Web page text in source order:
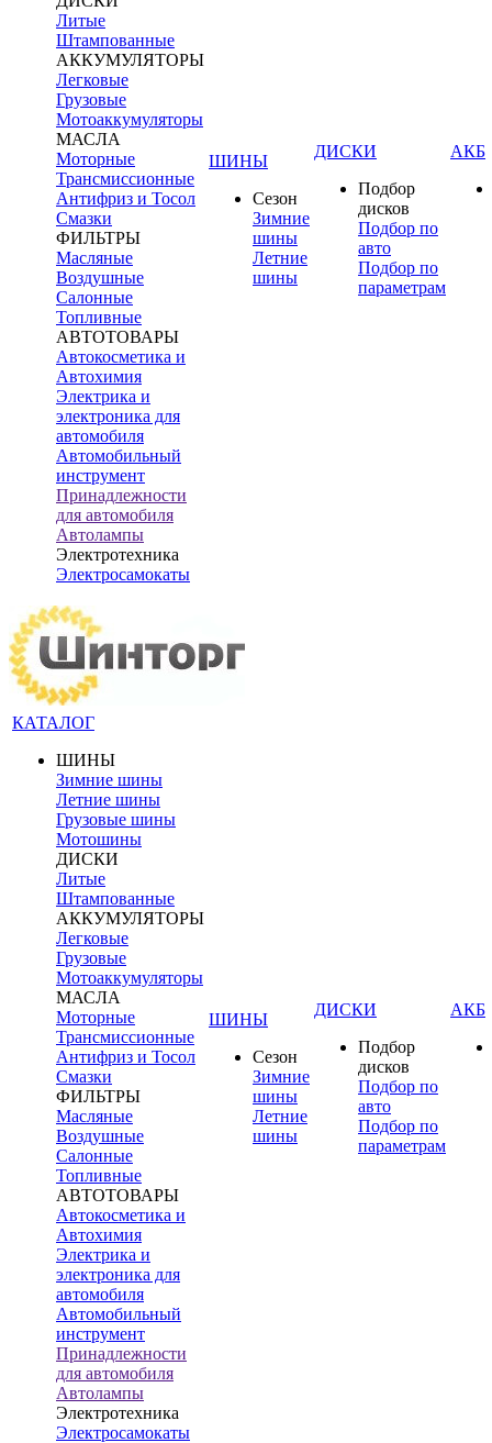
Литые
Штампованные
АККУМУЛЯТОРЫ
Легковые
Грузовые
Мотоаккумуляторы
МАСЛА
Моторные
Трансмиссионные
Антифриз и Тосол
Смазки
ФИЛЬТРЫ
Масляные
Воздушные
Салонные
Топливные
АВТОТОВАРЫ
Автокосметика и
Автохимия
Электрика и
электроника для
автомобиля
Автомобильный
инструмент
Принадлежности
для автомобиля
Автолампы
Электротехника
Электросамокаты
ШИНЫ
Сезон
Зимние
шины
Летние
шины
ДИСКИ
Подбор
дисков
Подбор по
авто
Подбор по
параметрам
АКБ
КАТАЛОГ
ШИНЫ
Зимние шины
Летние шины
Грузовые шины
Мотошины
ДИСКИ
Литые
Штампованные
АККУМУЛЯТОРЫ
Легковые
Грузовые
Мотоаккумуляторы
МАСЛА
Моторные
Трансмиссионные
Антифриз и Тосол
Смазки
ФИЛЬТРЫ
Масляные
Воздушные
Салонные
Топливные
АВТОТОВАРЫ
Автокосметика и
Автохимия
Электрика и
электроника для
автомобиля
Автомобильный
инструмент
Принадлежности
для автомобиля
Автолампы
Электротехника
Электросамокаты
ШИНЫ
Сезон
Зимние
шины
Летние
шины
ДИСКИ
Подбор
дисков
Подбор по
авто
Подбор по
параметрам
АКБ